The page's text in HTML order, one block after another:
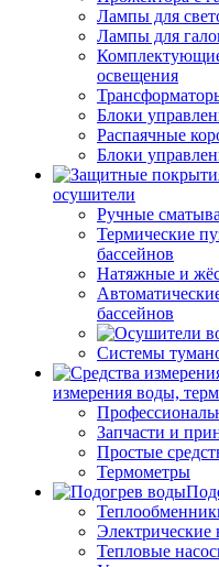
Лампы для
Лампы для
освещения
Блоки
Распаячные
Блоки
осушители
Ручные
Термические
бассейнов
Натяжные и
бассейнов
Системы
измерения воды,
Запчасти и
Простые
Термометры
Электрические
Тепловые